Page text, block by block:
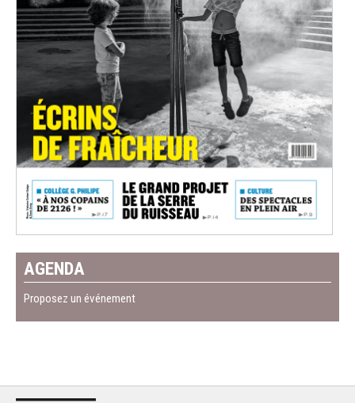
AGENDA
Proposez un événement